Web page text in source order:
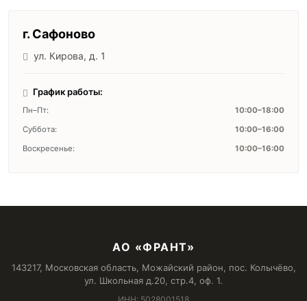
г. Сафоново
ул. Кирова, д. 1
График работы:
Пн–Пт:
10:00–18:00
Суббота:
10:00–16:00
Воскресенье:
10:00–16:00
АО «ФРАНТ»
143217, Московская область, Можайский район, пос. Колычёво,
ул. Школьная д.20, стр.4, оф. 1.